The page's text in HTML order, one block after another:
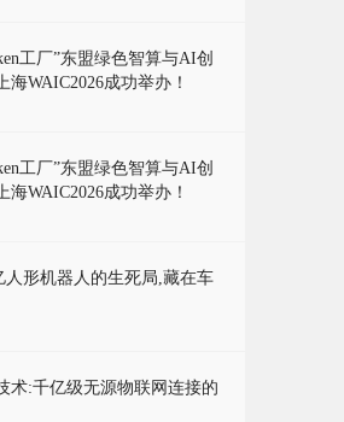
工厂”东盟绿色智算与AI创
海WAIC2026成功举办！
工厂”东盟绿色智算与AI创
海WAIC2026成功举办！
人形机器人的生死局,藏在车
术:千亿级无源物联网连接的